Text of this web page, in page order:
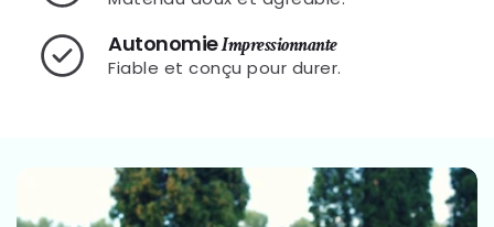
AutonomieImpressionnante
Fiable et conçu pour durer.